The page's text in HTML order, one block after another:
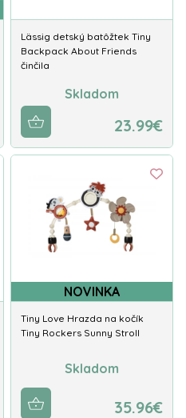
Lässig detský batôžtek Tiny
Backpack About Friends
činčila
Skladom
23.99€
NOVINKA
Tiny Love Hrazda na kočík
Tiny Rockers Sunny Stroll
Skladom
35.96€